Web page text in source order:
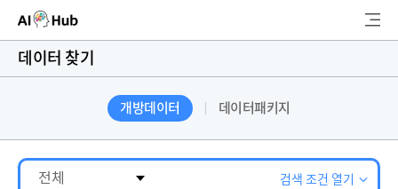
AI-Hub
AI 데이터찾기
색
데이터 찾기
개방데이터 데이터패키지
검색 조건 열기